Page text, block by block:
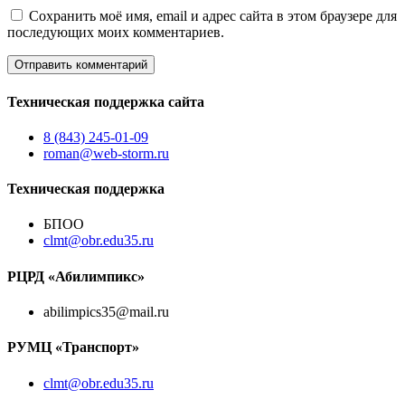
Сохранить моё имя, email и адрес сайта в этом браузере для
последующих моих комментариев.
Техническая поддержка сайта
8 (843) 245-01-09
roman@web-storm.ru
Техническая поддержка
БПОО
clmt@obr.edu35.ru
РЦРД «Абилимпикс»
abilimpics35@mail.ru
РУМЦ «Транспорт»
clmt@obr.edu35.ru